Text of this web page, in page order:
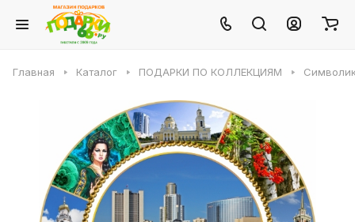
Главная Каталог ПОДАРКИ ПО КОЛЛЕКЦИЯМ